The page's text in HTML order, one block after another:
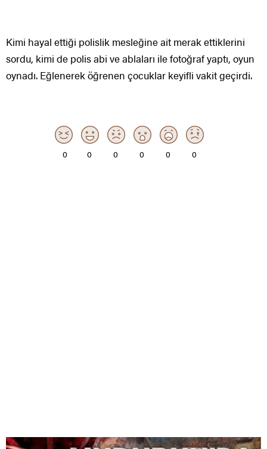
Kimi hayal ettiği polislik mesleğine ait merak ettiklerini
sordu, kimi de polis abi ve ablaları ile fotoğraf yaptı, oyun
oynadı. Eğlenerek öğrenen çocuklar keyifli vakit geçirdi.
0 0 0 0 0 0